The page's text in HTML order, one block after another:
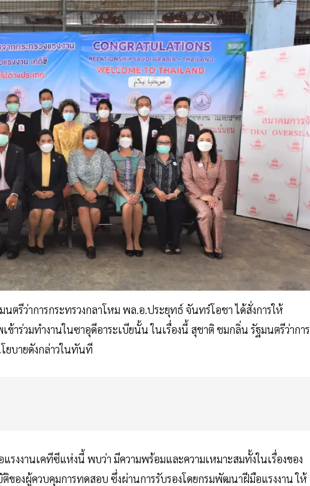
ตรีว่าการกระทรวงกลาโหม พล.อ.ประยุทธ์ จันทร์โอชา ได้สั่งการให้
ข้าร่วมทำงานในซาอุดีอาระเบียนั้น ในเรื่องนี้ สุชาติ ชมกลิ่น รัฐมนตรีว่าการ
ยบายดังกล่าวในทันที
งงานเคทีซีแห่งนี้ พบว่า มีความพร้อมและความเหมาะสมทั้งในเรื่องของ
องผู้ควบคุมการทดสอบ ซึ่งผ่านการรับรองโดยกรมพัฒนาฝีมือแรงงาน ให้